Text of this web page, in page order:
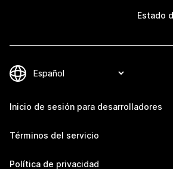
Estado
Inicio de sesión para desarrolladores
Términos del servicio
Política de privacidad